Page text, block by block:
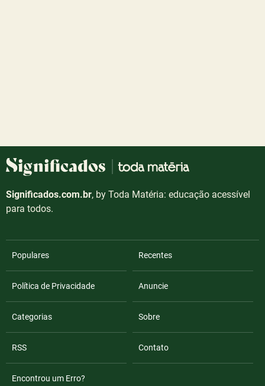
Significados.com.br, by Toda Matéria: educação acessível
para todos.
Populares Recentes
Política de Privacidade Anuncie
Categorias Sobre
RSS Contato
Encontrou um Erro?